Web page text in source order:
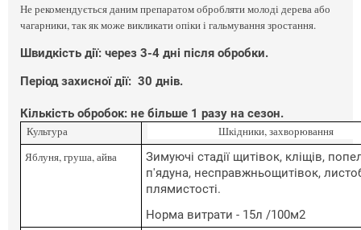
Не рекомендується даним препаратом обробляти молоді дерева або
чагарники, так як може викликати опіки і гальмування зростання.
Швидкість дії: через 3-4 дні після обробки.
Період захисної дії: 30 днів.
Кількість обробок: не більше 1 разу на сезон.
Культура
Шкідники, захворювання
Яблуня, груша, айва
Зимуючі стадії щитівок, кліщів,
п'ядуна, несправжньощитівок,
плямистості.
Норма витрати - 15л /100м2